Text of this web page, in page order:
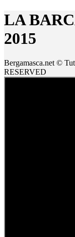
LA
2015
Bergamasca.net ©
RESERVED